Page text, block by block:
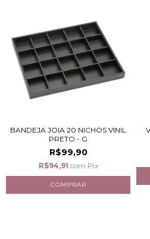
BANDEJA JOIA 20 NICHOS VINIL
PRETO - G
R$99,90
R$94,91 com Pix